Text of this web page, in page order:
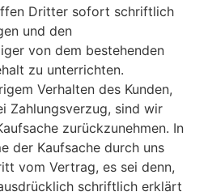
Dritter sofort schriftlich
und den
von dem bestehenden
zu unterrichten.
Verhalten des Kunden,
Zahlungsverzug, sind wir
zurückzunehmen. In
der Kaufsache durch uns
vom Vertrag, es sei denn,
schriftlich erklärt